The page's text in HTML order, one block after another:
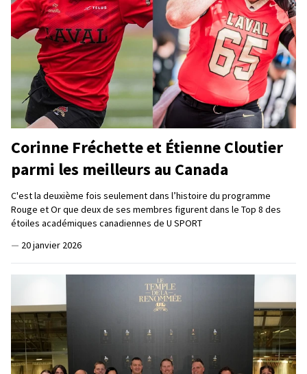
Corinne Fréchette et Étienne Cloutier
parmi les meilleurs au Canada
C'est la deuxième fois seulement dans l’histoire du programme
Rouge et Or que deux de ses membres figurent dans le Top 8 des
étoiles académiques canadiennes de U SPORT
— 20 janvier 2026